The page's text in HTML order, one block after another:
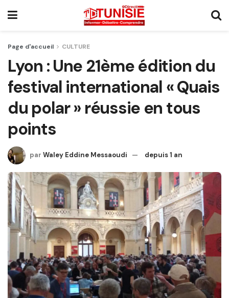
Page d'accueil CULTURE
Lyon : Une 21ème édition du
festival international « Quais
du polar » réussie en tous
points
par Waley Eddine Messaoudi depuis 1 an